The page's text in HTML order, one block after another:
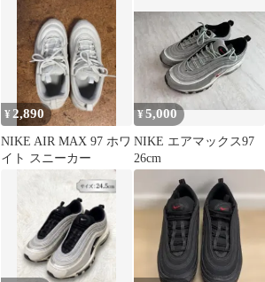
¥ 2,890
NIKE AIR MAX 97 ホワ
イト スニーカー
¥5,000
NIKE エアマックス97
26cm